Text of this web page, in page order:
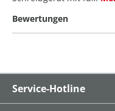
Bewertungen
Service-Hotline